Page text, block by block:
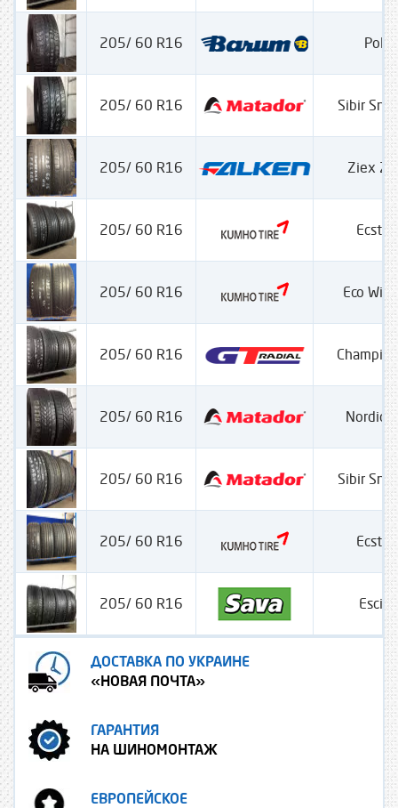
205/ 60 R16
205/ 60 R16 Sibir
205/ 60 R16 Ziex
205/ 60 R16 Ecsta
205/ 60 R16 Eco
205/ 60 R16
205/ 60 R16 Nordica
205/ 60 R16 Sibir
205/ 60 R16 Ecsta
205/ 60 R16
ДОСТАВКА ПО УКРАИНЕ
«НОВАЯ ПОЧТА»
ГАРАНТИЯ
НА ШИНОМОНТАЖ
ЕВРОПЕЙСКОЕ